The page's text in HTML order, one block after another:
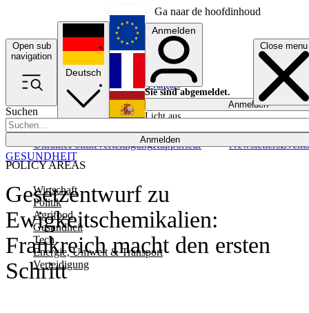
Ga naar de hoofdinhoud
Open sub
navigation
Close menu
Suchen
Anmelden
POLICY AREAS
Wirtschaft
Politik
Agrifood
Gesundheit
Tech
Energie, Umwelt & Transport
Verteidigung
UkrainePolitikVerteidigungRapporteur NewslettersEvents
Deutsch
English
Français
Anmelden
Sie sind abgemeldet.
Anmelden
Licht aus
Gesetzentwurf zu
Ewigkeitschemikalien:
Frankreich macht den ersten
Schritt
GESUNDHEIT